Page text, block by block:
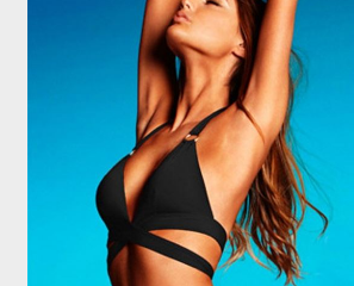
Επιβεβαίωση εγγραφής στο
Κατάστημα
Ο λογαριασμός μου